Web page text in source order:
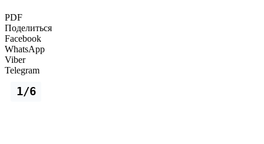
PDF
Поделиться
Facebook
WhatsApp
Viber
Telegram
1/6